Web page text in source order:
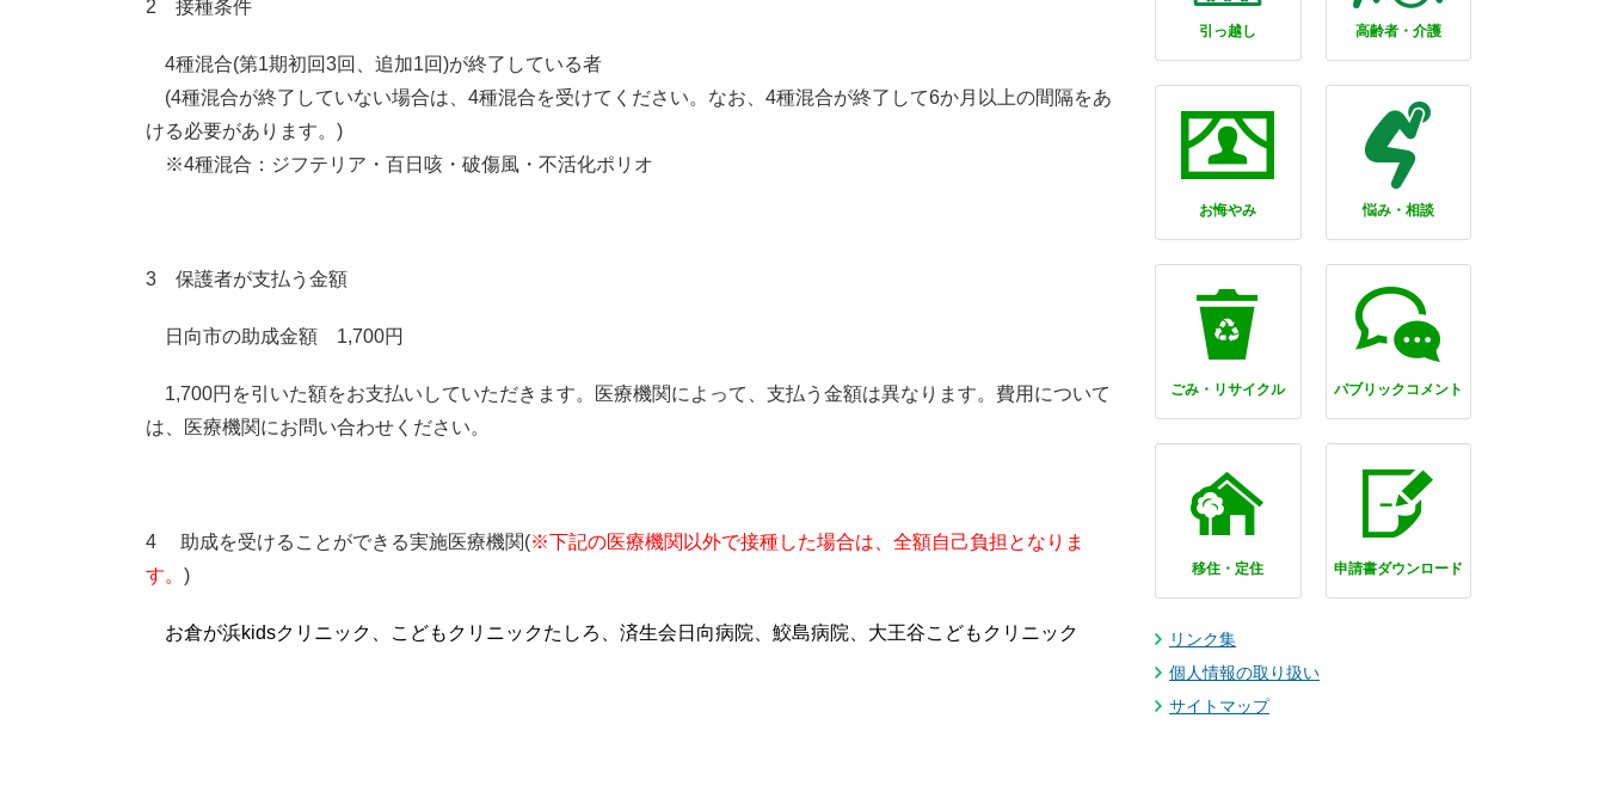
2 接種条件
4種混合(第1期初回3回、追加1回)が終了している者
(4種混合が終了していない場合は、4種混合を受けてください。なお、4種混合が終了して6か月以上の間隔をあ
ける必要があります。)
※4種混合：ジフテリア・百日咳・破傷風・不活化ポリオ
3 保護者が支払う金額
日向市の助成金額 1,700円
1,700円を引いた額をお支払いしていただきます。医療機関によって、支払う金額は異なります。費用について
は、医療機関にお問い合わせください。
4 助成を受けることができる実施医療機関(※下記の医療機関以外で接種した場合は、全額自己負担となりま
す。 )
お倉が浜kidsクリニック、こどもクリニックたしろ、済生会日向病院、鮫島病院、大王谷こどもクリニック
引っ越し 高齢者・介護
お悔やみ 悩み・相談
ごみ・リサイクル パブリックコメント
移住・定住 申請書ダウンロード
リンク集
個人情報の取り扱い
サイトマップ